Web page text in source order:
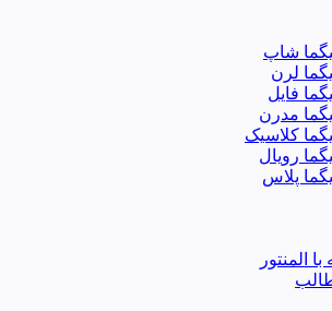
شاپ
لرن
فایل
مدرن
کلاسیک
رویال
پلاس
المنتور